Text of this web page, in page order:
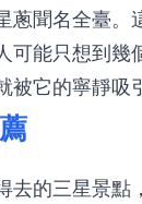
蔥聞名全臺
能只想到幾
被它的寧靜吸
去的三星景